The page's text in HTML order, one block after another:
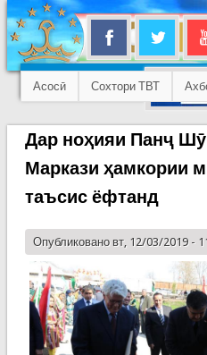
Асосӣ Сохтори ТВТ
Дар ноҳияи Панҷ
Маркази ҳамкории
таъсис ёфтанд
Опубликовано вт, 12/03/2019 -